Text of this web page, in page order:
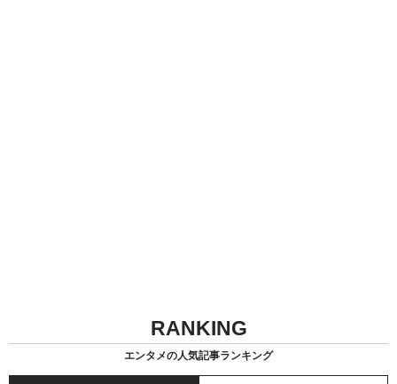
RANKING
エンタメの人気記事ランキング